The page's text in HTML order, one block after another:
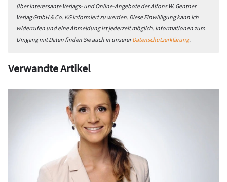
über interessante Verlags- und Online-Angebote der Alfons W. Gentner
Verlag GmbH & Co. KG informiert zu werden. Diese Einwilligung kann ich
widerrufen und eine Abmeldung ist jederzeit möglich. Informationen zum
Umgang mit Daten finden Sie auch in unsererDatenschutzerklärung.
Verwandte Artikel